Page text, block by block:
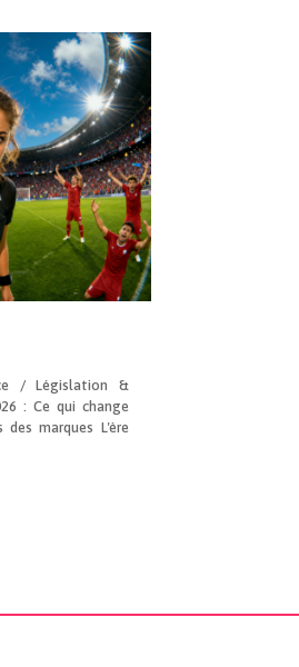
/ Législation &
: Ce qui change
marques L'ère